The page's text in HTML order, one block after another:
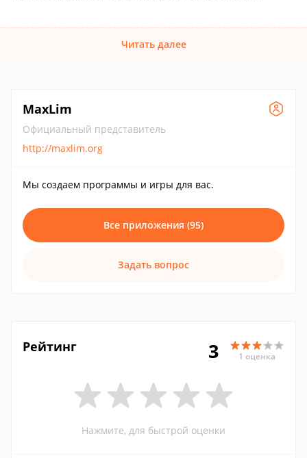
Читать далее
MaxLim
Официальный представитель
http://maxlim.org
Мы создаем программы и игры для вас.
Все приложения (95)
Задать вопрос
Рейтинг 3 1 оценка
Нажмите, для быстрой оценки